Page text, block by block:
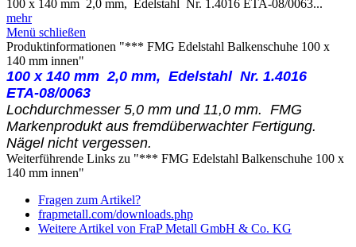
100 x 140 mm 2,0 mm, Edelstahl Nr. 1.4016 ETA-08/0063...
mehr
Menü schließen
Produktinformationen "*** FMG Edelstahl Balkenschuhe 100 x
140 mm innen"
100 x 140 mm 2,0 mm, Edelstahl Nr. 1.4016
ETA-08/0063
Lochdurchmesser 5,0 mm und 11,0 mm. FMG
Markenprodukt aus fremdüberwachter Fertigung.
Nägel nicht vergessen.
Weiterführende Links zu "*** FMG Edelstahl Balkenschuhe 100 x
140 mm innen"
Fragen zum Artikel?
frapmetall.com/downloads.php
Weitere Artikel von FraP Metall GmbH & Co. KG